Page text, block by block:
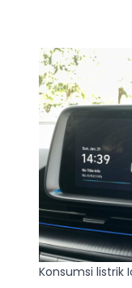
Konsumsi listrik